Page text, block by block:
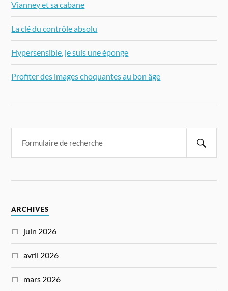
Vianney et sa cabane
La clé du contrôle absolu
Hypersensible, je suis une éponge
Profiter des images choquantes au bon âge
ARCHIVES
juin 2026
avril 2026
mars 2026